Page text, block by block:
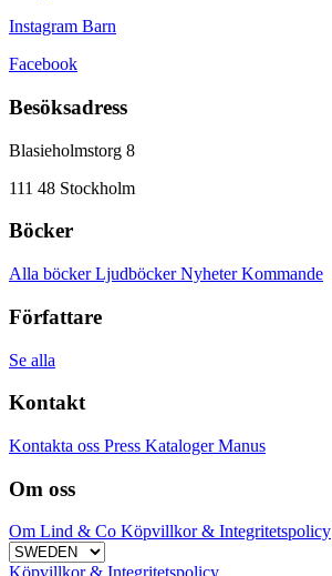
Instagram Barn
Facebook
Besöksadress
Blasieholmstorg 8
111 48 Stockholm
Böcker
Alla böckerLjudböckerNyheterKommande
Författare
Se alla
Kontakt
Kontakta oss Press KatalogerManus
Om oss
Om Lind & Co Köpvillkor & Integritetspolicy